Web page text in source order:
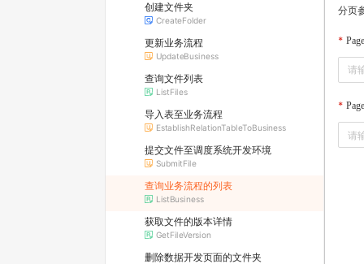
创建文件夹
CreateFolder
更新业务流程
UpdateBusiness
查询文件列表
ListFiles
导入表至业务流程
EstablishRelationTableToBusiness
提交文件至调度系统开发环境
SubmitFile
查询业务流程的列表
ListBusiness
获取文件的版本详情
GetFileVersion
删除数据开发页面的文件夹
分页